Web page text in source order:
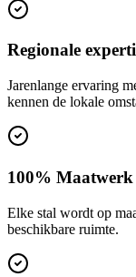
Regionale
Jarenlange ervaring
kennen de lokale
100% Maatwerk
Elke stal wordt op
beschikbare ruimte.